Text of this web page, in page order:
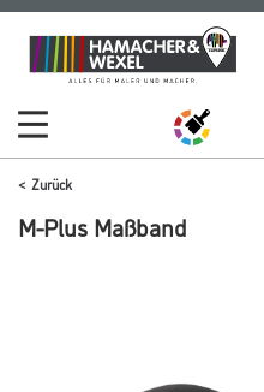
Zum
Inhalt
Zum
Navigationsmenü
Zurück
M-Plus Maßband